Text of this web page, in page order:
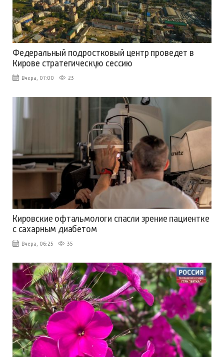
Федеральный подростковый центр проведет в
Кирове стратегическую сессию
Вчера, 07:00 23
Кировские офтальмологи спасли зрение пациентке
с сахарным диабетом
Вчера, 06:25 35